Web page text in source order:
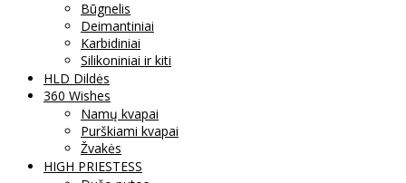
Būgnelis
Deimantiniai
Karbidiniai
Silikoniniai ir kiti
HLD Dildės
360 Wishes
Namų kvapai
Purškiami kvapai
Žvakės
HIGH PRIESTESS